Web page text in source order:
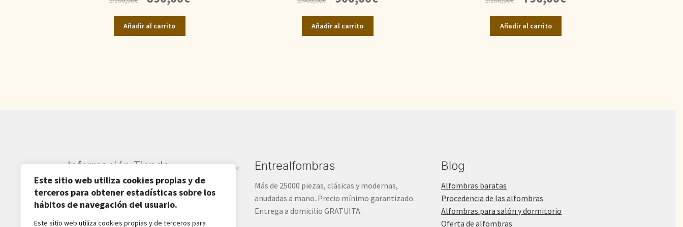
Este sitio web utiliza cookies propias y de
terceros para obtener estadísticas sobre los
hábitos de navegación del usuario.
Este sitio web utiliza cookies propias y de terceros para
precio
original
era:
1.100,00€.
precio
Añadir al carrito
precio
original
era:
1.400,00€.
precio
Añadir al carrito
precio
original
era:
1.100,00€.
precio
Añadir al carrito
Información Tienda
Sardarán SL CIF: B82809781
Av. Pirineos 27, Nave 6
San Sebastián de los Reyes
Entrealfombras
Más de 25000 piezas, clásicas y modernas,
anudadas a mano. Precio mínimo garantizado.
Entrega a domicilio GRATUITA.
Blog
Alfombras baratas
Procedencia de las alfombras
Alfombras para salón y dormitorio
Oferta de alfombras